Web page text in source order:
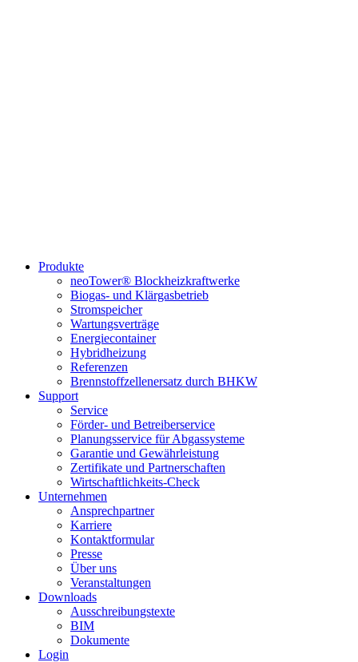
Produkte
neoTower® Blockheizkraftwerke
Biogas- und Klärgasbetrieb
Stromspeicher
Wartungsverträge
Energiecontainer
Hybridheizung
Referenzen
Brennstoffzellenersatz durch BHKW
Support
Service
Förder- und Betreiberservice
Planungsservice für Abgassysteme
Garantie und Gewährleistung
Zertifikate und Partnerschaften
Wirtschaftlichkeits-Check
Unternehmen
Ansprechpartner
Karriere
Kontaktformular
Presse
Über uns
Veranstaltungen
Downloads
Ausschreibungstexte
BIM
Dokumente
Login